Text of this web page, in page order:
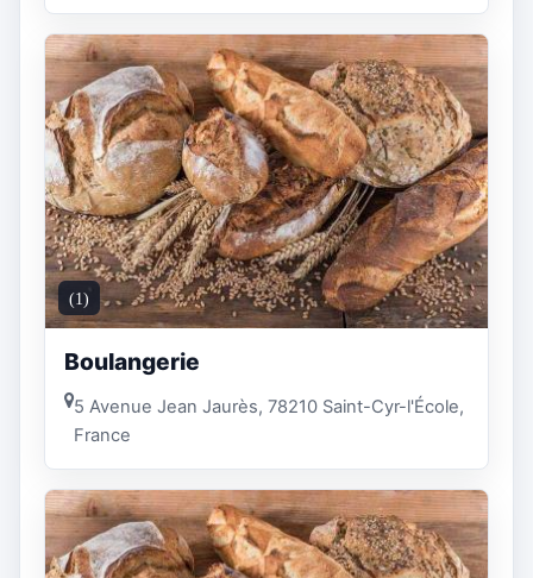
(1)
Boulangerie
5 Avenue Jean Jaurès, 78210 Saint-Cyr-l'École,
France